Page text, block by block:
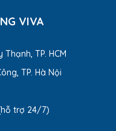
VIVA
Thạnh, TP. HCM
TP. Hà Nội
trợ 24/7)